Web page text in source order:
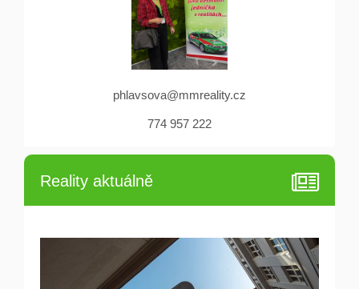
phlavsova@mmreality.cz
774 957 222
Reality aktuálně